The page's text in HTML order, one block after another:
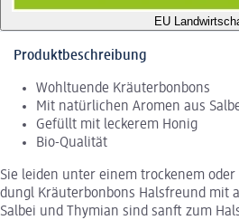
EU
Produktbeschreibung
Wohltuende Kräuterbonbons
Mit natürlichen Aromen aus
Gefüllt mit leckerem Honig
Bio-Qualität
Sie leiden unter einem trockenem oder
dungl Kräuterbonbons Halsfreund mit
Salbei und Thymian sind sanft zum